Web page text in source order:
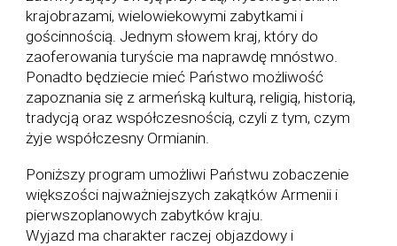
krajobrazami, wielowiekowymi zabytkami i
gościnnością. Jednym słowem kraj, który do
zaoferowania turyście ma naprawdę mnóstwo.
Ponadto będziecie mieć Państwo możliwość
zapoznania się z armeńską kulturą, religią, historią,
tradycją oraz współczesnością, czyli z tym, czym
żyje współczesny Ormianin.
Poniższy program umożliwi Państwu zobaczenie
większości najważniejszych zakątków Armenii i
pierwszoplanowych zabytków kraju.
Wyjazd ma charakter raczej objazdowy i